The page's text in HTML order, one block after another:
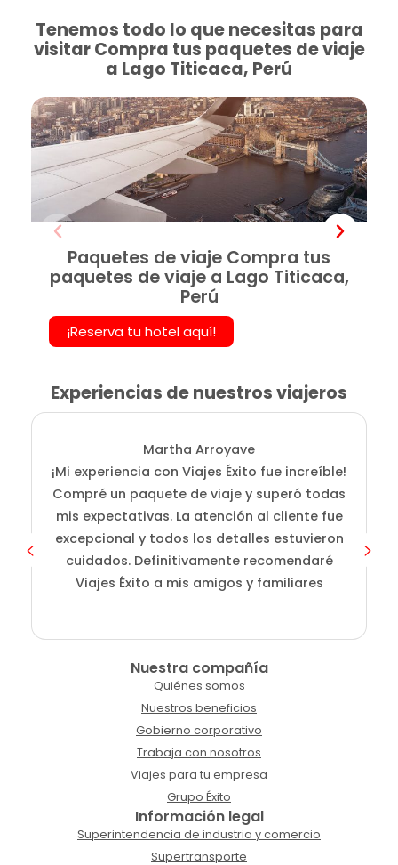
Tenemos todo lo que necesitas para
visitar Compra tus paquetes de viaje
a Lago Titicaca, Perú
Paquetes de viaje Compra tus
paquetes de viaje a Lago Titicaca,
Perú
¡Reserva tu hotel aquí!
Experiencias de nuestros viajeros
Martha Arroyave
¡Mi experiencia con Viajes Éxito fue increíble!
Compré un paquete de viaje y superó todas
mis expectativas. La atención al cliente fue
excepcional y todos los detalles estuvieron
cuidados. Definitivamente recomendaré
Viajes Éxito a mis amigos y familiares
Nuestra compañía
Quiénes somos
Nuestros beneficios
Gobierno corporativo
Trabaja con nosotros
Viajes para tu empresa
Grupo Éxito
Información legal
Superintendencia de industria y comercio
Supertransporte